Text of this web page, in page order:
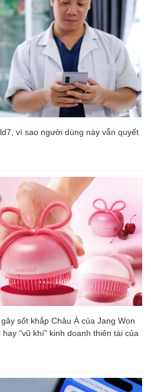
vì sao người dùng này vẫn quyết
sốt khắp Châu Á của Jang Won
"vũ khí" kinh doanh thiên tài của